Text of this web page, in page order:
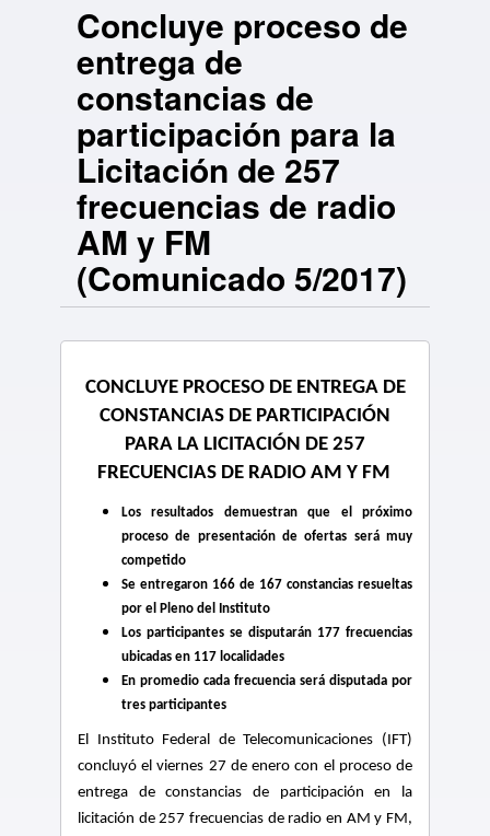
Concluye proceso de
entrega de
constancias de
participación para la
Licitación de 257
frecuencias de radio
AM y FM
(Comunicado 5/2017)
CONCLUYE PROCESO DE ENTREGA DE
CONSTANCIAS DE PARTICIPACIÓN
PARA LA LICITACIÓN DE 257
FRECUENCIAS DE RADIO AM Y FM
Los resultados demuestran que el próximo
proceso de presentación de ofertas será muy
competido
Se entregaron 166 de 167 constancias resueltas
por el Pleno del Instituto
Los participantes se disputarán 177 frecuencias
ubicadas en 117 localidades
En promedio cada frecuencia será disputada por
tres participantes
El Instituto Federal de Telecomunicaciones (IFT)
concluyó el viernes 27 de enero con el proceso de
entrega de constancias de participación en la
licitación de 257 frecuencias de radio en AM y FM,